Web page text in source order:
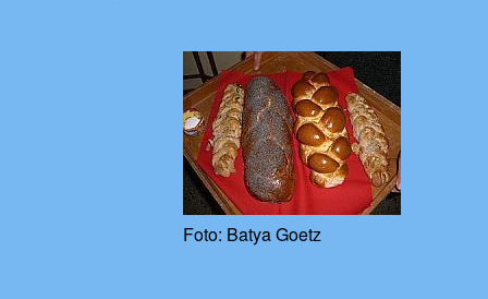
Foto: Batya Goetz